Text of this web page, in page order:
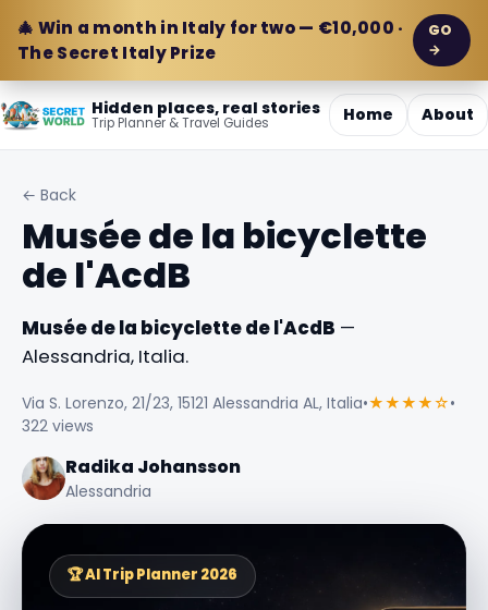
🎄 Win a month in Italy for two — €10,000 ·
The Secret Italy Prize
GO
→
Hidden places, real stories
Trip Planner & Travel Guides Home About
← Back
Musée de la bicyclette
de l'AcdB
Musée de la bicyclette de l'AcdB —
Alessandria, Italia.
Via S. Lorenzo, 21/23, 15121 Alessandria AL, Italia•★★★★☆•
322 views
Radika Johansson
Alessandria
🏆 AI Trip Planner 2026